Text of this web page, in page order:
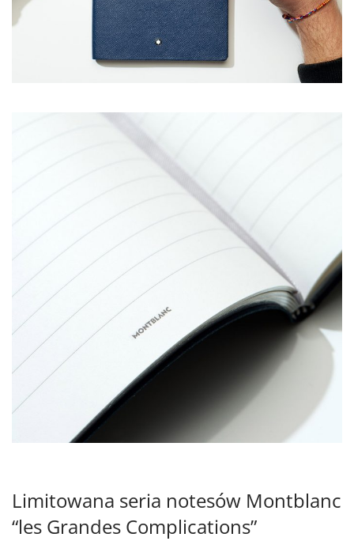
Limitowana seria notesów Montblanc
“les Grandes Complications”